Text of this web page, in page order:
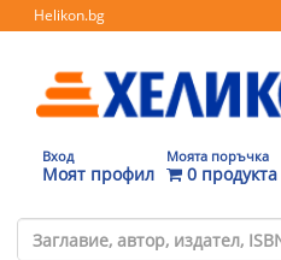
Helikon.bg
Вход
Моят профил
Моята поръчка
0 продукта